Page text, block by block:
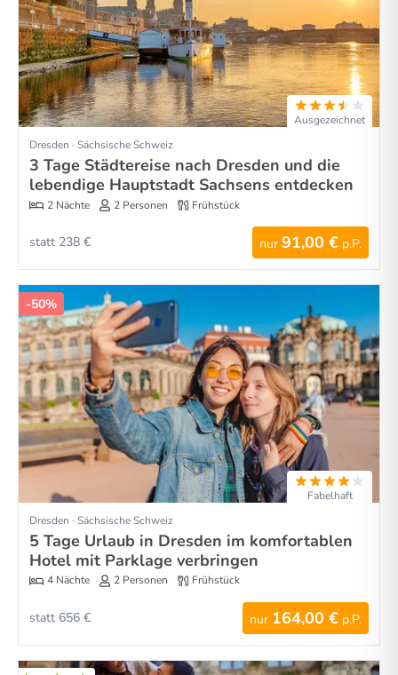
Ausgezeichnet
Dresden · Sächsische Schweiz
3 Tage Städtereise nach Dresden und die
lebendige Hauptstadt Sachsens entdecken
2 Nächte 2 Personen Frühstück
nur 91,00 € p.P.
statt 238 €
-50%
Fabelhaft
Dresden · Sächsische Schweiz
5 Tage Urlaub in Dresden im komfortablen
Hotel mit Parklage verbringen
4 Nächte 2 Personen Frühstück
nur 164,00 € p.P.
statt 656 €